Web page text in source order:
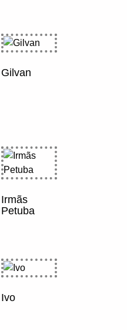
Gilvan
Irmãs
Petuba
Ivo